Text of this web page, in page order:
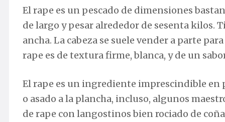
El rape es un pescado de dimensiones
de largo y pesar alrededor de sesenta kilos.
ancha. La cabeza se suele vender a parte
rape es de textura firme, blanca, y de un
El rape es un ingrediente imprescindible en
o asado a la plancha, incluso, algunos
de rape con langostinos bien rociado de